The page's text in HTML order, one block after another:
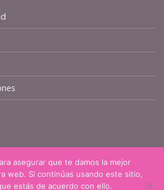
asegurar que te damos la mejor
web. Si continúas usando este sitio,
estás de acuerdo con ello.